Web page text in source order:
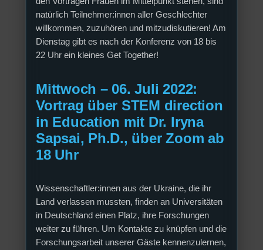
natürlich Teilnehmer:innen aller Geschlechter
willkommen, zuzuhören und mitzudiskutieren! Am
Dienstag gibt es nach der Konferenz von 18 bis
22 Uhr ein kleines Get Together!
Mittwoch – 06. Juli 2022:
Vortrag über STEM direction
in Education mit Dr. Iryna
Sapsai, Ph.D., über Zoom ab
18 Uhr
Wissenschaftler:innen aus der Ukraine, die ihr
Land verlassen mussten, finden an Universitäten
in Deutschland einen Platz, ihre Forschungen
weiter zu führen. Um Kontakte zu knüpfen und die
Forschungsarbeit unserer Gäste kennenzulernen,